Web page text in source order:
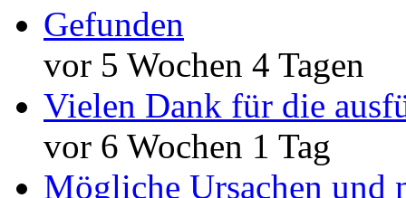
Gefunden
vor 5 Wochen 4 Tagen
Vielen Dank für die
vor 6 Wochen 1 Tag
Mögliche Ursachen und